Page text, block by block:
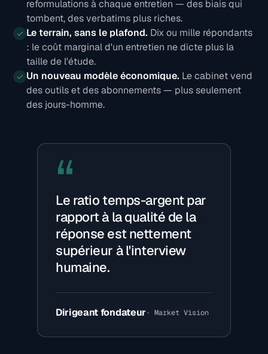
reformulations à chaque entretien — des biais qui
tombent, des verbatims plus riches.
Le terrain, sans le plafond. Dix ou mille répondants
: le coût marginal d'un entretien ne dicte plus la
taille de l'étude.
Un nouveau modèle économique. Le cabinet vend
des outils et des abonnements — plus seulement
des jours-homme.
“
Le ratio temps-argent par
rapport à la qualité de la
réponse est nettement
supérieur à l'interview
humaine.
Dirigeant fondateur· Market Vision